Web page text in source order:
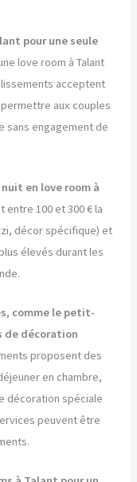
pour une seule
love room à Talant
acceptent
aux couples
sans engagement de
en love room à
100 et 300 € la
décor spécifique) et
élevés durant les
comme le petit-
de décoration
proposent des
en chambre,
décoration spéciale
peuvent être